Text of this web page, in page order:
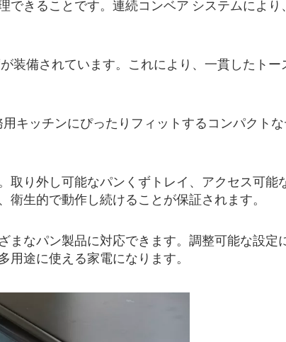
きることです。連続コンベア システムにより
装備されています。これにより、一貫したト
キッチンにぴったりフィットするコンパクト
り外し可能なパンくずトレイ、アクセス可能
生的で動作し続けることが保証されます。
なパン製品に対応できます。調整可能な設定
途に使える家電になります。